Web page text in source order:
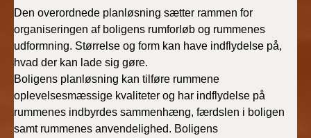
Den overordnede planløsning sætter rammen for
organiseringen af boligens rumforløb og rummenes
udformning. Størrelse og form kan have indflydelse på,
hvad der kan lade sig gøre.
Boligens planløsning kan tilføre rummene
oplevelsesmæssige kvaliteter og har indflydelse på
rummenes indbyrdes sammenhæng, færdslen i boligen
samt rummenes anvendelighed. Boligens